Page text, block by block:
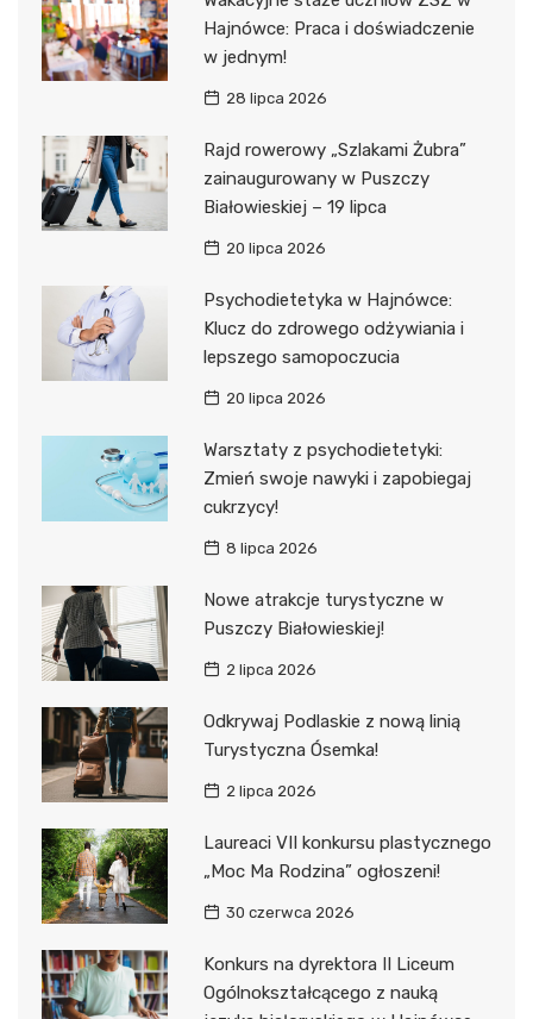
Hajnówce: Praca i doświadczenie
w jednym!
28 lipca 2026
Rajd rowerowy „Szlakami Żubra”
zainaugurowany w Puszczy
Białowieskiej – 19 lipca
20 lipca 2026
Psychodietetyka w Hajnówce:
Klucz do zdrowego odżywiania i
lepszego samopoczucia
20 lipca 2026
Warsztaty z psychodietetyki:
Zmień swoje nawyki i zapobiegaj
cukrzycy!
8 lipca 2026
Nowe atrakcje turystyczne w
Puszczy Białowieskiej!
2 lipca 2026
Odkrywaj Podlaskie z nową linią
Turystyczna Ósemka!
2 lipca 2026
Laureaci VII konkursu plastycznego
„Moc Ma Rodzina” ogłoszeni!
30 czerwca 2026
Konkurs na dyrektora II Liceum
Ogólnokształcącego z nauką